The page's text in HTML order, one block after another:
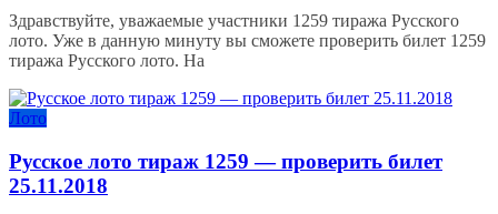
Здравствуйте, уважаемые участники 1259 тиража Русского
лото. Уже в данную минуту вы сможете проверить билет 1259
тиража Русского лото. На
Лото
Русское лото тираж 1259 — проверить билет
25.11.2018